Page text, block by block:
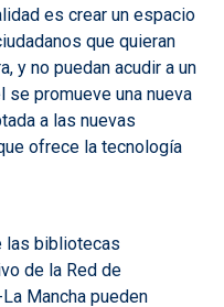
es crear un espacio
que quieran
y no puedan acudir a un
se promueve una nueva
a las nuevas
ofrece la tecnología
las bibliotecas
de la Red de
Mancha pueden